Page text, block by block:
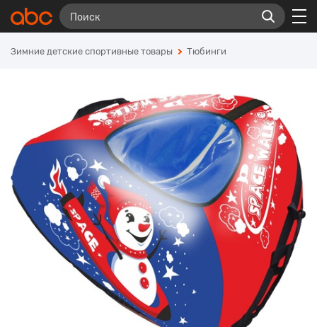
Зимние детские спортивные товары Тюбинги